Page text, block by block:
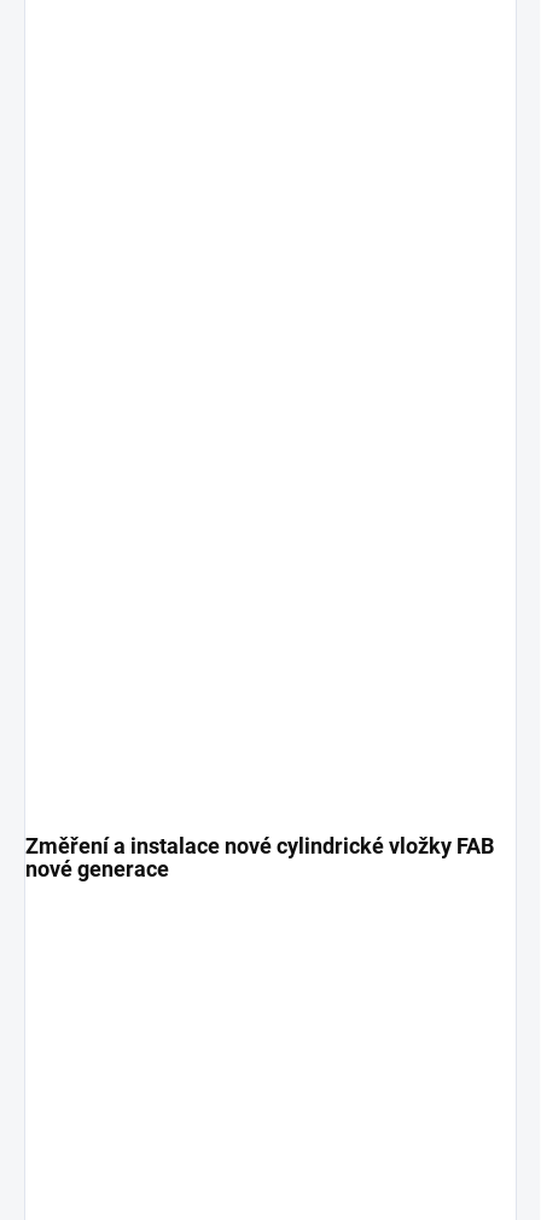
Změření a instalace nové cylindrické vložky FAB
nové generace